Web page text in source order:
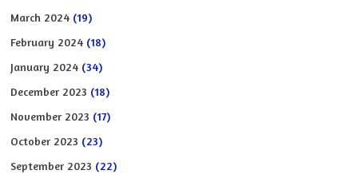
March 2024 (19)
February 2024 (18)
January 2024 (34)
December 2023 (18)
November 2023 (17)
October 2023 (23)
September 2023 (22)